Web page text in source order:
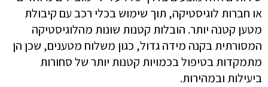
או חברות לוגיסטיקה, תוך שימוש בכלי רכב עם קיבולת
מטען קטנה יותר. הובלות קטנות שונות מהלוגיסטיקה
המסורתית בקנה מידה גדול, כגון משלוח מטענים, שכן הן
מתמקדות בטיפול בכמויות קטנות יותר של סחורות
ביעילות ובמהירות.